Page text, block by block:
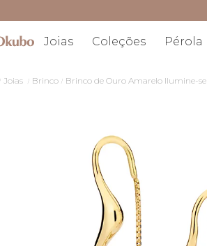
Joias Coleções Pérola
Joias Brinco Brinco de Ouro Amarelo Ilumine-se